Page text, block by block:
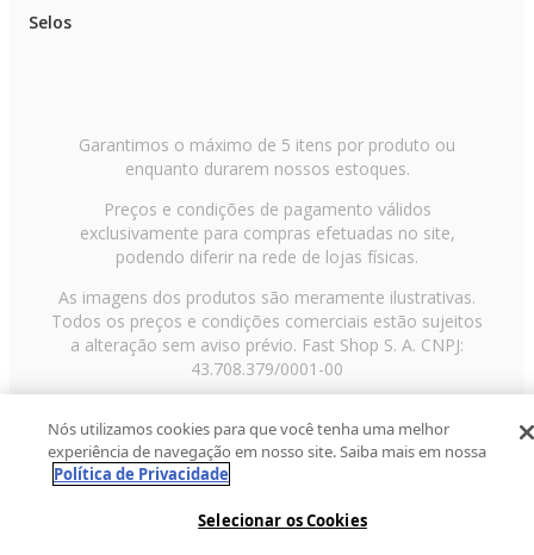
Selos
Garantimos o máximo de 5 itens por produto ou
enquanto durarem nossos estoques.
Preços e condições de pagamento válidos
exclusivamente para compras efetuadas no site,
podendo diferir na rede de lojas físicas.
As imagens dos produtos são meramente ilustrativas.
Todos os preços e condições comerciais estão sujeitos
a alteração sem aviso prévio. Fast Shop S. A. CNPJ:
43.708.379/0001-00
Paulo/SP, CEP 02029-001, Telefone: 11 3003-3728 ©
2013 Fast Shop - Todos os direitos reservadosRF
Nós utilizamos cookies para que você tenha uma melhor
experiência de navegação em nosso site. Saiba mais em nossa
Política de Privacidade
Selecionar os Cookies